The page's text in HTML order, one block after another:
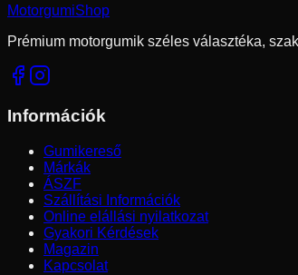
MotorgumiShop
Prémium motorgumik széles választéka,
Információk
Gumikereső
Márkák
ÁSZF
Szállítási Információk
Online elállási nyilatkozat
Gyakori Kérdések
Magazin
Kapcsolat